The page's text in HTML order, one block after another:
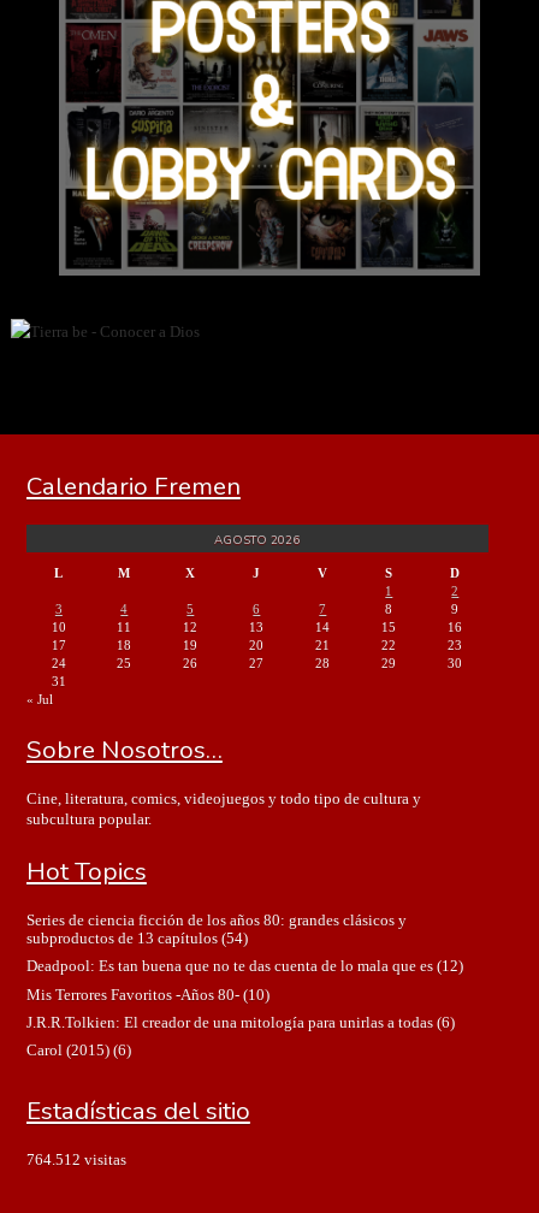
Calendario Fremen
AGOSTO 2026
L M X J V S
D
1
2
3
4 5 6 7 8
9
10
11 12 13 14 15
16
17
18 19 20 21 22
23
24
25 26 27 28 29
30
31
« Jul
Sobre Nosotros…
Cine, literatura, comics, videojuegos y todo tipo de cultura y
subcultura popular.
Hot Topics
Series de ciencia ficción de los años 80: grandes clásicos y
subproductos de 13 capítulos(54)
Deadpool: Es tan buena que no te das cuenta de lo mala que es(12)
Mis Terrores Favoritos -Años 80-(10)
J.R.R.Tolkien: El creador de una mitología para unirlas a todas(6)
Carol (2015)(6)
Estadísticas del sitio
764.512 visitas